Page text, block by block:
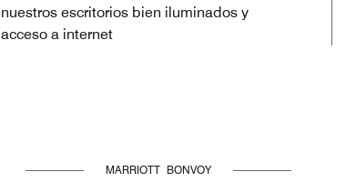
nuestros escritorios bien iluminados y
acceso a internet
MARRIOTT BONVOY